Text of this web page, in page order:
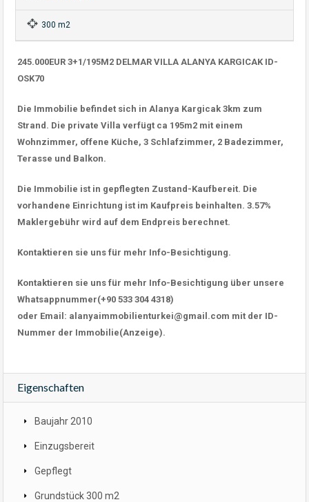
300 m2
245.000EUR 3+1/195M2 DELMAR VILLA ALANYA KARGICAK ID-
OSK70
Die Immobilie befindet sich in Alanya Kargicak 3km zum
Strand. Die private Villa verfügt ca 195m2 mit einem
Wohnzimmer, offene Küche, 3 Schlafzimmer, 2 Badezimmer,
Terasse und Balkon.
Die Immobilie ist in gepflegten Zustand-Kaufbereit. Die
vorhandene Einrichtung ist im Kaufpreis beinhalten. 3.57%
Maklergebühr wird auf dem Endpreis berechnet.
Kontaktieren sie uns für mehr Info-Besichtigung.
Kontaktieren sie uns für mehr Info-Besichtigung über unsere
Whatsappnummer(+90 533 304 4318)
oder Email: alanyaimmobilienturkei@gmail.com mit der ID-
Nummer der Immobilie(Anzeige).
Eigenschaften
Baujahr 2010
Einzugsbereit
Gepflegt
Grundstück 300 m2